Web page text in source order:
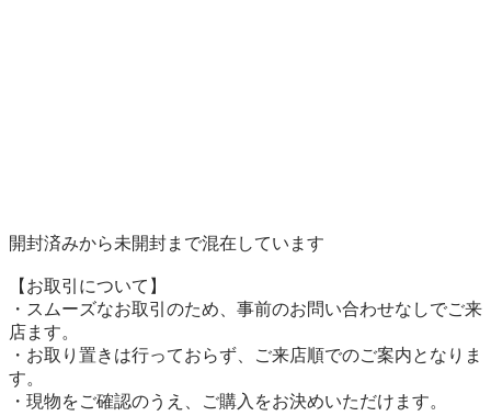
開封済みから未開封まで混在しています
【お取引について】
・スムーズなお取引のため、事前のお問い合わせなしでご来
店ます。
・お取り置きは行っておらず、ご来店順でのご案内となりま
す。
・現物をご確認のうえ、ご購入をお決めいただけます。